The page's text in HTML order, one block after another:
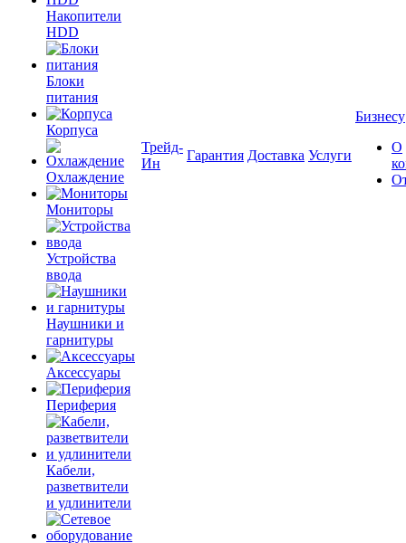
Накопители
HDD
Блоки
питания
Корпуса
Охлаждение
Мониторы
Устройства
ввода
Наушники и
гарнитуры
Аксессуары
Периферия
Кабели,
разветвители
и удлинители
Трейд-
Ин
Гарантия Доставка Услуги
Бизнесу
О